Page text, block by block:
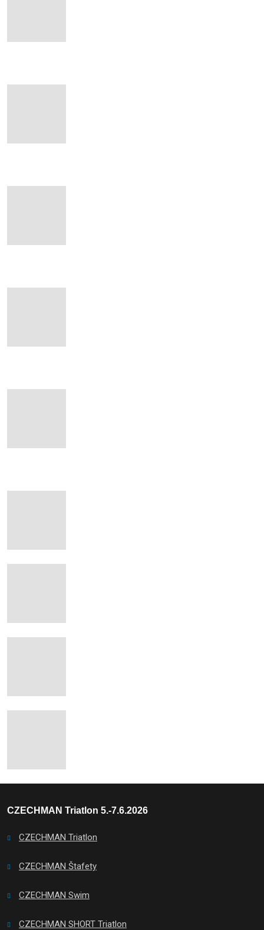
CZECHMAN Triatlon 5.-7.6.2026
CZECHMAN Triatlon
CZECHMAN Štafety
CZECHMAN Swim
CZECHMAN SHORT Triatlon